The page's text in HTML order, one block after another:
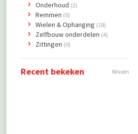
Onderhoud (2)
Remmen (0)
Wielen & Ophanging (18)
Zelfbouw onderdelen (4)
Zittingen (0)
Recent bekeken Wissen